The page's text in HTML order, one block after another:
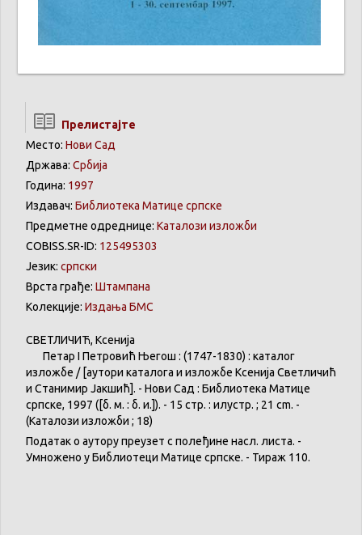
Прелистајте
Место: Нови Сад
Држава: Србија
Година: 1997
Издавач: Библиотека Матице српске
Предметне одреднице: Каталози изложби
COBISS.SR-ID: 125495303
Језик: српски
Врста грађе: Штампана
Колекције: Издања БМС
СВЕТЛИЧИЋ, Ксенија
Петар I Петровић Његош : (1747-1830) : каталог
изложбе / [аутори каталога и изложбе Ксенија Светличић
и Станимир Јакшић]. - Нови Сад : Библиотека Матице
српске, 1997 ([б. м. : б. и.]). - 15 стр. : илустр. ; 21 cm. -
(Каталози изложби ; 18)
Податак о аутору преузет с полеђине насл. листа. -
Умножено у Библиотеци Матице српске. - Тираж 110.